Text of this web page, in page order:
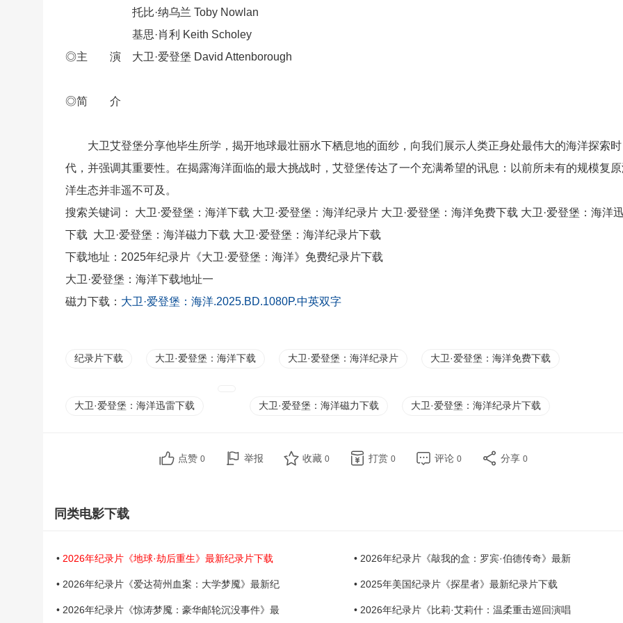
托比·纳乌兰 Toby Nowlan
基思·肖利 Keith Scholey
◎主 演 大卫·爱登堡 David Attenborough
◎简 介
大卫艾登堡分享他毕生所学，揭开地球最壮丽水下栖息地的面纱，向我们展示人类正身处最伟大的海洋探索时
代，并强调其重要性。在揭露海洋面临的最大挑战时，艾登堡传达了一个充满希望的讯息：以前所未有的规模复
洋生态并非遥不可及。
搜索关键词： 大卫·爱登堡：海洋下载 大卫·爱登堡：海洋纪录片 大卫·爱登堡：海洋免费下载 大卫·爱登堡：海洋
下载 大卫·爱登堡：海洋磁力下载 大卫·爱登堡：海洋纪录片下载
下载地址：2025年纪录片《大卫·爱登堡：海洋》免费纪录片下载
大卫·爱登堡：海洋下载地址一
磁力下载： 大卫·爱登堡：海洋.2025.BD.1080P.中英双字
纪录片下载 大卫·爱登堡：海洋下载 大卫·爱登堡：海洋纪录片 大卫·爱登堡：海洋免费下载
大卫·爱登堡：海洋迅雷下载 大卫·爱登堡：海洋磁力下载 大卫·爱登堡：海洋纪录片下载
点赞 0 举报 收藏 0 打赏 0 评论 0 分享 0
同类电影下载
• 2026年纪录片《地球·劫后重生》最新纪录片下载 • 2026年纪录片《敲我的盒：罗宾·伯德传奇》最新
• 2026年纪录片《爱达荷州血案：大学梦魇》最新纪 • 2025年美国纪录片《探星者》最新纪录片下载
• 2026年纪录片《惊涛梦魇：豪华邮轮沉没事件》最 • 2026年纪录片《比莉·艾莉什：温柔重击巡回演唱